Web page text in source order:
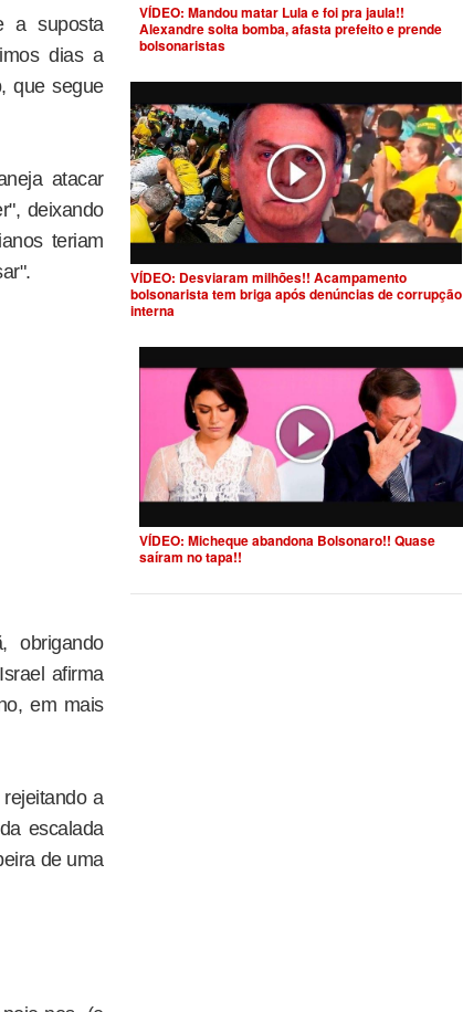
a suposta
dias a
que segue
atacar
deixando
teriam
obrigando
afirma
em mais
a
escalada
de uma
VÍDEO: Mandou matar Lula e foi pra jaula!!
Alexandre solta bomba, afasta prefeito e prende
bolsonaristas
VÍDEO: Desviaram milhões!! Acampamento
bolsonarista tem briga após denúncias de corrupção
interna
VÍDEO: Micheque abandona Bolsonaro!! Quase
saíram no tapa!!